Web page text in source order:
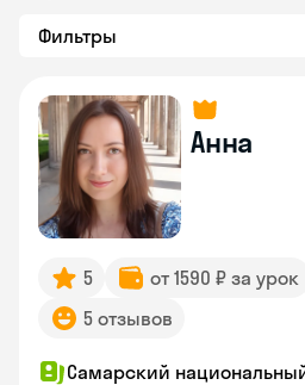
Фильтры
Анна
5 от 1590 ₽ за урок
5 отзывов
Самарский